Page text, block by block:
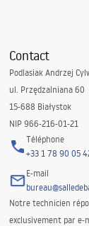
Contact
Podlasiak Andrzej
ul. Przędzalniana 60
15-688 Białystok
NIP 966-216-01-21
Téléphone
+33 1 78 90 05
E-mail
Notre technicien
exclusivement par